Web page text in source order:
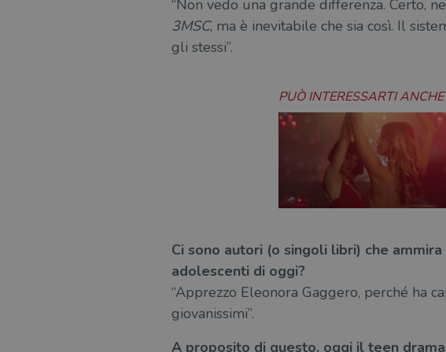
“Non vedo una grande differenza. Certo, ne
3MSC, ma è inevitabile che sia così. Il
gli stessi”.
PUÒ INTERESSARTI ANCHE
Ci sono autori (o singoli libri) che
adolescenti di oggi?
“Apprezzo Eleonora Gaggero, perché ha
giovanissimi”.
A proposito di questo, oggi il teen